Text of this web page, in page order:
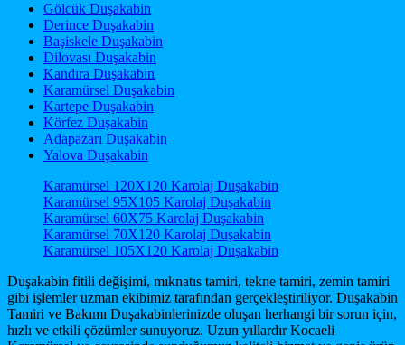
Gölcük Duşakabin
Derince Duşakabin
Başiskele Duşakabin
Dilovası Duşakabin
Kandıra Duşakabin
Karamürsel Duşakabin
Kartepe Duşakabin
Körfez Duşakabin
Adapazarı Duşakabin
Yalova Duşakabin
Karamürsel 120X120 Karolaj Duşakabin
Karamürsel 95X105 Karolaj Duşakabin
Karamürsel 60X75 Karolaj Duşakabin
Karamürsel 70X120 Karolaj Duşakabin
Karamürsel 105X120 Karolaj Duşakabin
Duşakabin fitili değişimi, mıknatıs tamiri, tekne tamiri, zemin tamiri
gibi işlemler uzman ekibimiz tarafından gerçekleştiriliyor. Duşakabin
Tamiri ve Bakımı Duşakabinlerinizde oluşan herhangi bir sorun için,
hızlı ve etkili çözümler sunuyoruz. Uzun yıllardır Kocaeli